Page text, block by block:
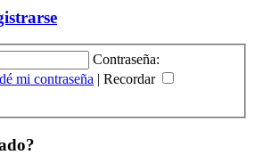
Contraseña:
mi contraseña | Recordar